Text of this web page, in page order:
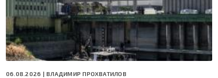
06.08.2026 | ВЛАДИМИР ПРОХВАТИЛОВ